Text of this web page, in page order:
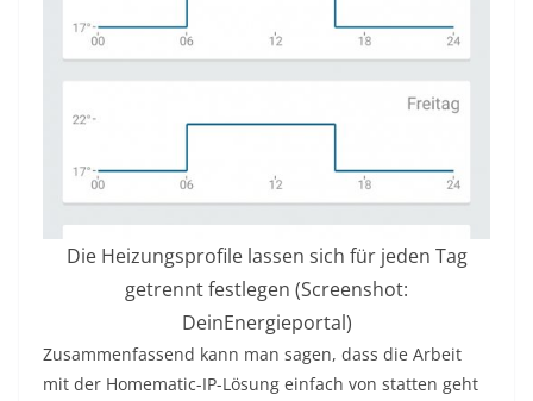
Die Heizungsprofile lassen sich für jeden Tag
getrennt festlegen (Screenshot:
DeinEnergieportal)
Zusammenfassend kann man sagen, dass die Arbeit
mit der Homematic-IP-Lösung einfach von statten geht